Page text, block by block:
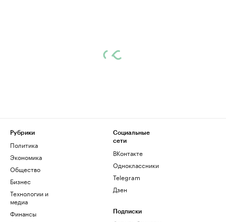
Рубрики
Политика
Экономика
Общество
Бизнес
Технологии и
медиа
Финансы
Социальные
сети
ВКонтакте
Одноклассники
Telegram
Дзен
Подписки